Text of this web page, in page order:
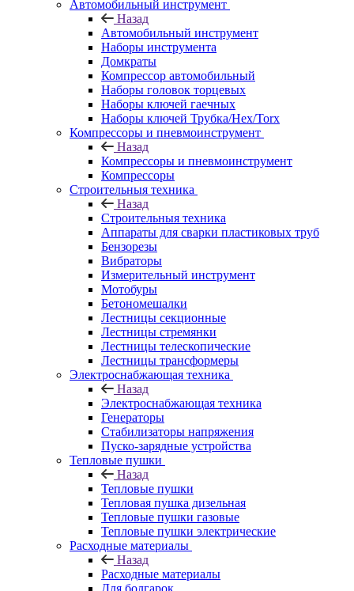
Автомобильный инструмент
Назад
Автомобильный инструмент
Наборы инструмента
Домкраты
Компрессор автомобильный
Наборы головок торцевых
Наборы ключей гаечных
Наборы ключей Трубка/Hex/Torx
Компрессоры и пневмоинструмент
Назад
Компрессоры и пневмоинструмент
Компрессоры
Строительныя техника
Назад
Строительныя техника
Аппараты для сварки пластиковых труб
Бензорезы
Вибраторы
Измерительный инструмент
Мотобуры
Бетономешалки
Лестницы секционные
Лестницы стремянки
Лестницы телескопические
Лестницы трансформеры
Электроснабжающая техника
Назад
Электроснабжающая техника
Генераторы
Стабилизаторы напряжения
Пуско-зарядные устройства
Тепловые пушки
Назад
Тепловые пушки
Тепловая пушка дизельная
Тепловые пушки газовые
Тепловые пушки электрические
Расходные материалы
Назад
Расходные материалы
Для болгарок